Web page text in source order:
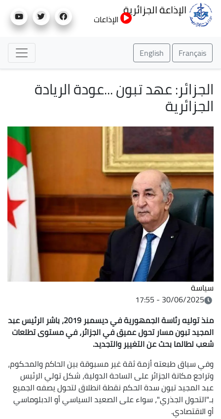
إلى
الإذاعة الجزائرية
الإذاعات
Français
English
الجزائر: عهد تبون ...عودة الريادة
الجزائرية
سياسة
30/06/2025 - 17:55
منذ توليه رئاسة الجمهورية في ديسمبر 2019، باشر الرئيس عبد
المجيد تبون مسار تحول عميق في الجزائر، في مستوى تطلعات
شعب لطالما بحث عن التغيير والتجديد.
وفي سياق طبعته أزمة ثقة غير مسبوقة بين الحاكم والمحكوم،
وتراجع مكانة الجزائر على الساحة الدولية، شكل تولي الرئيس
عبد المجيد تبون سدة الحكم نقطة انطلاق لتحول يصفه الجميع
بـ"التحول الجذري"، سواء على الصعيد السياسي أو الدبلوماسي
أو الاقتصادي.